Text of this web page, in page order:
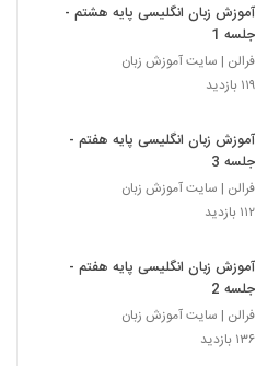
آموزش زبان انگلیسی پایه هشتم -
جلسه 1
فرالن | سایت آموزش زبان
۱۱۹ بازدید
آموزش زبان انگلیسی پایه هفتم -
جلسه 3
فرالن | سایت آموزش زبان
۱۱۲ بازدید
آموزش زبان انگلیسی پایه هفتم -
جلسه 2
فرالن | سایت آموزش زبان
۱۳۶ بازدید